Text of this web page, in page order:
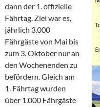
dann der 1. offizielle
Fährtag. Ziel war es,
jährlich 3.000
Fährgäste von Mai bis
zum 3. Oktober nur an
den Wochenenden zu
befördern. Gleich am
1. Fährtag wurden
über 1.000 Fährgäste